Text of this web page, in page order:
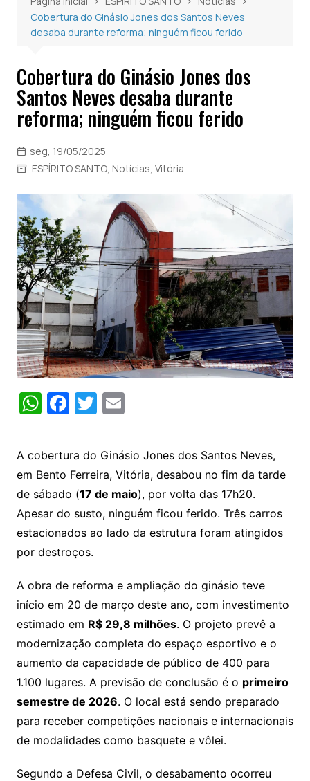
Cobertura do Ginásio Jones dos Santos Neves
desaba durante reforma; ninguém ficou ferido
Cobertura do Ginásio Jones dos
Santos Neves desaba durante
reforma; ninguém ficou ferido
seg, 19/05/2025
ESPÍRITO SANTO, Notícias, Vitória
W
at
s
A
p
p
F
c
e
b
o
o
k
T
itt
er
E
ai
l
A cobertura do Ginásio Jones dos Santos Neves,
em Bento Ferreira, Vitória, desabou no fim da tarde
de sábado (17 de maio), por volta das 17h20.
Apesar do susto, ninguém ficou ferido. Três carros
estacionados ao lado da estrutura foram atingidos
por destroços.
A obra de reforma e ampliação do ginásio teve
início em 20 de março deste ano, com investimento
estimado em R$ 29,8 milhões. O projeto prevê a
modernização completa do espaço esportivo e o
aumento da capacidade de público de 400 para
1.100 lugares. A previsão de conclusão é o primeiro
semestre de 2026. O local está sendo preparado
para receber competições nacionais e internacionais
de modalidades como basquete e vôlei.
Segundo a Defesa Civil, o desabamento ocorreu